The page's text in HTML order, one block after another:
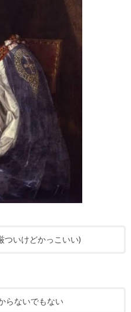
ついけどかっこいい)
らないでもない